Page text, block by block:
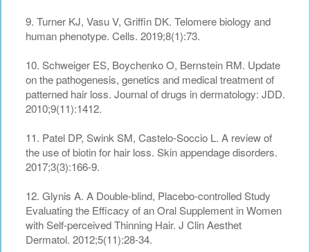
9. Turner KJ, Vasu V, Griffin DK. Telomere biology and
human phenotype. Cells. 2019;8(1):73.
10. Schweiger ES, Boychenko O, Bernstein RM. Update
on the pathogenesis, genetics and medical treatment of
patterned hair loss. Journal of drugs in dermatology: JDD.
2010;9(11):1412.
11. Patel DP, Swink SM, Castelo-Soccio L. A review of
the use of biotin for hair loss. Skin appendage disorders.
2017;3(3):166-9.
12. Glynis A. A Double-blind, Placebo-controlled Study
Evaluating the Efficacy of an Oral Supplement in Women
with Self-perceived Thinning Hair. J Clin Aesthet
Dermatol. 2012;5(11):28-34.